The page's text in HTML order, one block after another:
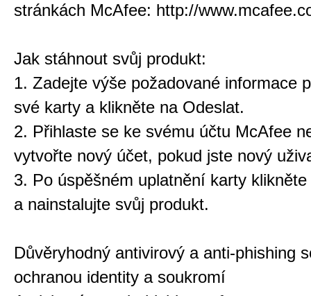
stránkách McAfee: http://
Jak stáhnout svůj produkt:
1. Zadejte výše požadované informace
své karty a klikněte na Odeslat.
2. Přihlaste se ke svému účtu McAfee
vytvořte nový účet, pokud jste nový
3. Po úspěšném uplatnění karty
a nainstalujte svůj produkt.
Důvěryhodný antivirový a anti-phishing
ochranou identity a soukromí